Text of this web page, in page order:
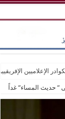
الإعلاميين
” حديث المساء” غداً